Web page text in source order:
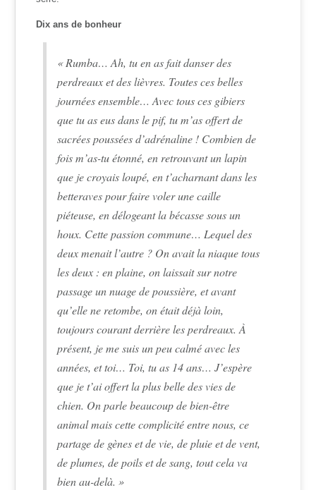
Dix ans de bonheur
« Rumba… Ah, tu en as fait danser des
perdreaux et des lièvres. Toutes ces belles
journées ensemble… Avec tous ces gibiers
que tu as eus dans le pif, tu m’as offert de
sacrées poussées d’adrénaline ! Combien de
fois m’as-tu étonné, en retrouvant un lapin
que je croyais loupé, en t’acharnant dans les
betteraves pour faire voler une caille
piéteuse, en délogeant la bécasse sous un
houx. Cette passion commune… Lequel des
deux menait l’autre ? On avait la niaque tous
les deux : en plaine, on laissait sur notre
passage un nuage de poussière, et avant
qu’elle ne retombe, on était déjà loin,
toujours courant derrière les perdreaux. À
présent, je me suis un peu calmé avec les
années, et toi… Toi, tu as 14 ans… J’espère
que je t’ai offert la plus belle des vies de
chien. On parle beaucoup de bien-être
animal mais cette complicité entre nous, ce
partage de gènes et de vie, de pluie et de vent,
de plumes, de poils et de sang, tout cela va
bien au-delà. »